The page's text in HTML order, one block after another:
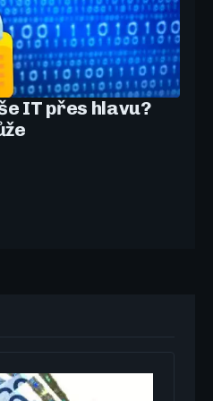
IT přes hlavu?